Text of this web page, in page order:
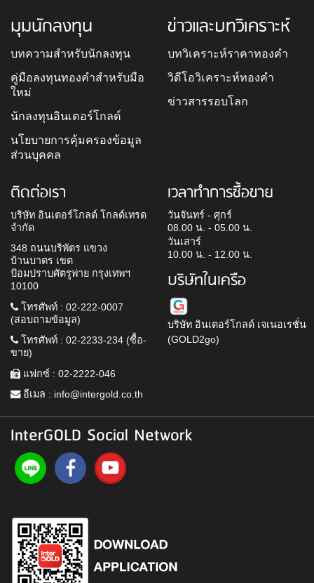
มุมนักลงทุน
บทความสำหรับนักลงทุน
คู่มือลงทุนทองคำสำหรับมือ
ใหม่
นักลงทุนอินเตอร์โกลด์
นโยบายการคุ้มครองข้อมูล
ส่วนบุคคล
ข่าวและบทวิเคราะห์
บทวิเคราะห์ราคาทองคำ
วิดีโอวิเคราะห์ทองคำ
ข่าวสารรอบโลก
ติดต่อเรา
บริษัท อินเตอร์โกลด์ โกลด์เทรด
จำกัด
348 ถนนบริพัตร แขวง
บ้านบาตร เขต
ป้อมปราบศัตรูพ่าย กรุงเทพฯ
10100
โทรศัพท์ : 02-222-0007
(สอบถามข้อมูล)
โทรศัพท์ : 02-2233-234 (ซื้อ-
ขาย)
แฟกซ์ : 02-2222-046
อีเมล : info@intergold.co.th
เวลาทำการซื้อขาย
วันจันทร์ - ศุกร์
08.00 น. - 05.00 น.
วันเสาร์
10.00 น. - 12.00 น.
บริษัทในเครือ
บริษัท อินเตอร์โกลด์ เจเนอเรชั่น
(GOLD2go)
InterGOLD Social Network